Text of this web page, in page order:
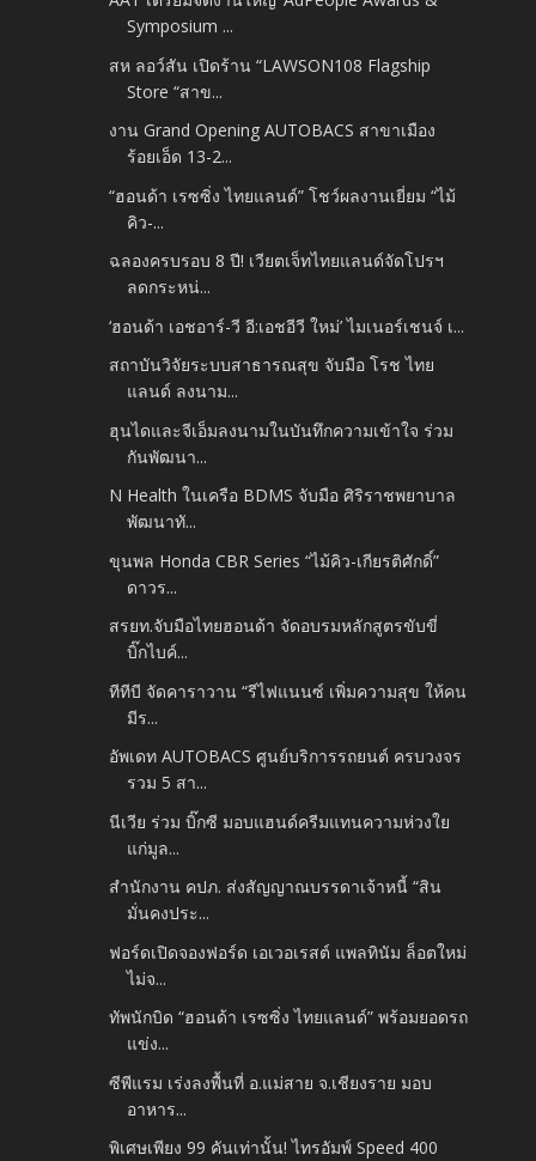
Symposium ...
สห ลอว์สัน เปิดร้าน “LAWSON108 Flagship
Store “สาข...
งาน Grand Opening AUTOBACS สาขาเมือง
ร้อยเอ็ด 13-2...
“ฮอนด้า เรซซิ่ง ไทยแลนด์” โชว์ผลงานเยี่ยม “ไม้
คิว-...
ฉลองครบรอบ 8 ปี! เวียตเจ็ทไทยแลนด์จัดโปรฯ
ลดกระหน่...
‘ฮอนด้า เอชอาร์-วี อี:เอชอีวี ใหม่’ ไมเนอร์เชนจ์ เ...
สถาบันวิจัยระบบสาธารณสุข จับมือ โรช ไทย
แลนด์ ลงนาม...
ฮุนไดและจีเอ็มลงนามในบันทึกความเข้าใจ ร่วม
กันพัฒนา...
N Health ในเครือ BDMS จับมือ ศิริราชพยาบาล
พัฒนาทั...
ขุนพล Honda CBR Series “ไม้คิว-เกียรติศักดิ์”
ดาวร...
สรยท.จับมือไทยฮอนด้า จัดอบรมหลักสูตรขับขี่
บิ๊กไบค์...
ทีทีบี จัดคาราวาน “รีไฟแนนซ์ เพิ่มความสุข ให้คน
มีร...
อัพเดท AUTOBACS ศูนย์บริการรถยนต์ ครบวงจร
รวม 5 สา...
นีเวีย ร่วม บิ๊กซี มอบแฮนด์ครีมแทนความห่วงใย
แก่มูล...
สำนักงาน คปภ. ส่งสัญญาณบรรดาเจ้าหนี้ “สิน
มั่นคงประ...
ฟอร์ดเปิดจองฟอร์ด เอเวอเรสต์ แพลทินัม ล็อตใหม่
ไม่จ...
ทัพนักบิด “ฮอนด้า เรซซิ่ง ไทยแลนด์” พร้อมยอดรถ
แข่ง...
ซีพีแรม เร่งลงพื้นที่ อ.แม่สาย จ.เชียงราย มอบ
อาหาร...
พิเศษเพียง 99 คันเท่านั้น! ไทรอัมพ์ Speed 400